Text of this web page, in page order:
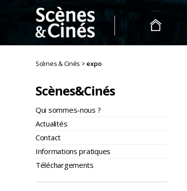
Scènes
Cinés
Scènes & Cinés > expo
Scènes&Cinés
Qui sommes-nous ?
Actualités
Contact
Informations pratiques
Téléchargements